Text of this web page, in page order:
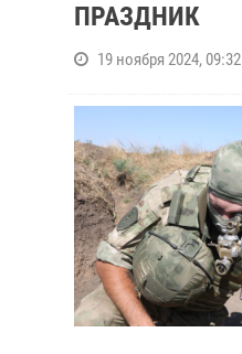
ПРАЗДНИК
19 ноября 2024, 09:32